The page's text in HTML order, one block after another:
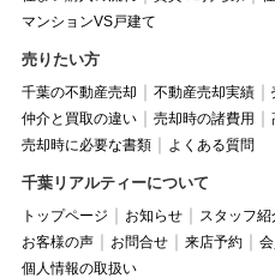
マンションVS戸建て
売りたい方
千葉の不動産売却 不動産売却実績
仲介と買取の違い
売却時の諸費用
売却時に必要な書類
よくある質問
千葉リアルティーについて
トップページ お知らせ スタッフ紹
お客様の声
お問合せ 来店予約
個人情報の取扱い